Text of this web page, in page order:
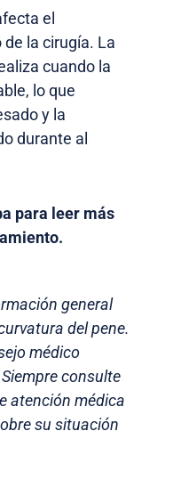
el
la cirugía. La
cuando la
lo que
y la
durante al
para leer más
general
del pene.
médico
consulte
atención médica
su situación